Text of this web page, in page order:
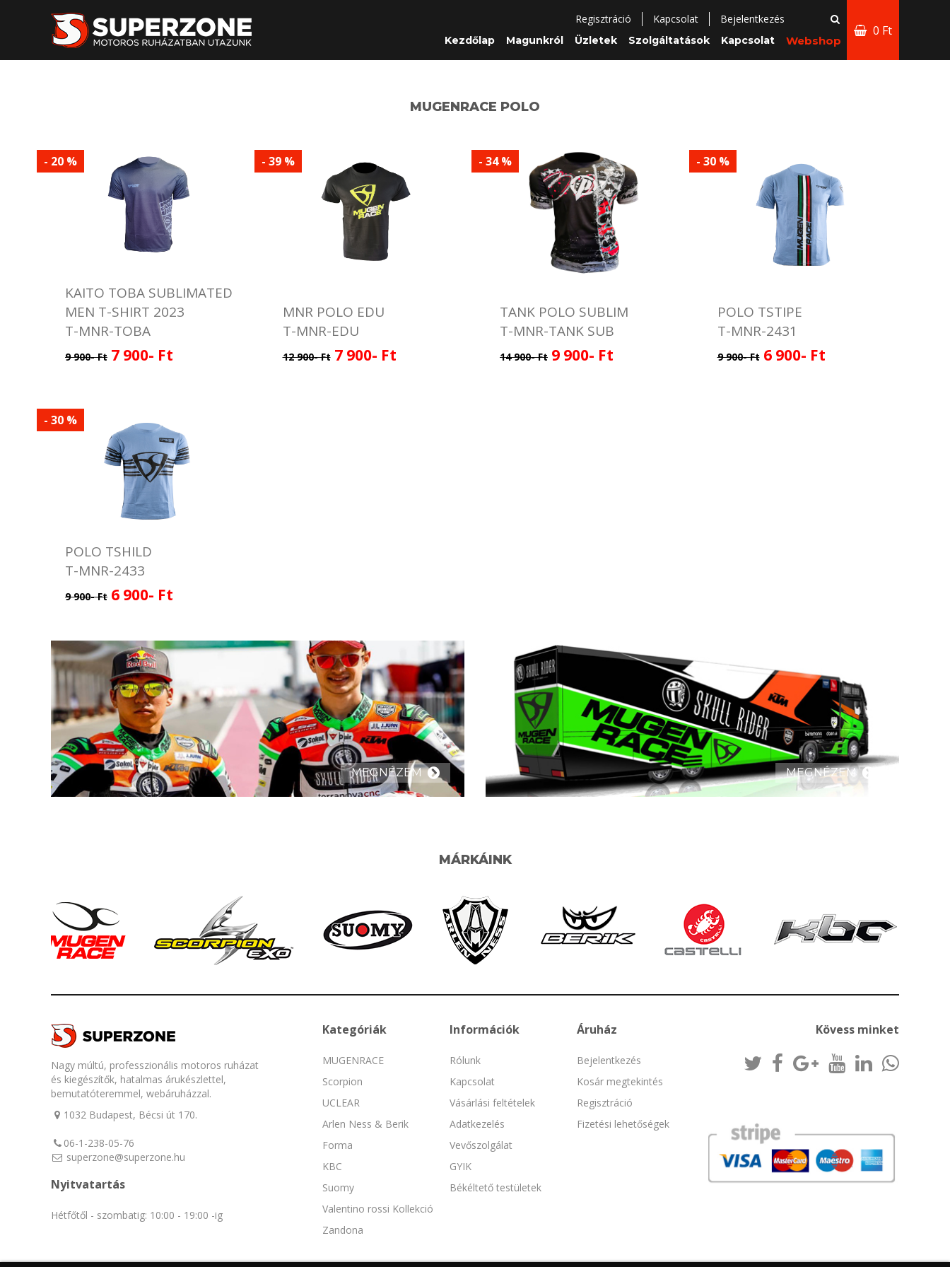
Regisztráció Kapcsolat Bejelentkezés
Kezdőlap Magunkról Üzletek Szolgáltatások Kapcsolat Webshop
0 Ft
MUGENRACE POLO
- 20 %
KAITO TOBA SUBLIMATED
MEN T-SHIRT 2023
T-MNR-TOBA
9 900- Ft 7 900- Ft
- 39 %
MNR POLO EDU
T-MNR-EDU
12 900- Ft 7 900- Ft
- 34 %
TANK POLO SUBLIM
T-MNR-TANK SUB
14 900- Ft 9 900- Ft
- 30 %
POLO TSTIPE
T-MNR-2431
9 900- Ft 6 900- Ft
- 30 %
POLO TSHILD
T-MNR-2433
9 900- Ft 6 900- Ft
MEGNÉZEM MEGNÉZEM
MÁRKÁINK
Nagy múltú, professzionális motoros ruházat
és kiegészítők, hatalmas árukészlettel,
bemutatóteremmel, webáruházzal.
1032 Budapest, Bécsi út 170.
06-1-238-05-76
superzone@superzone.hu
Nyitvatartás
Hétfőtől - szombatig: 10:00 - 19:00 -ig
Kategóriák
MUGENRACE
Scorpion
UCLEAR
Arlen Ness & Berik
Forma
KBC
Suomy
Valentino rossi Kollekció
Zandona
Információk
Rólunk
Kapcsolat
Vásárlási feltételek
Adatkezelés
Vevőszolgálat
GYIK
Békéltető testületek
Áruház
Bejelentkezés
Kosár megtekintés
Regisztráció
Fizetési lehetőségek
Kövess minket